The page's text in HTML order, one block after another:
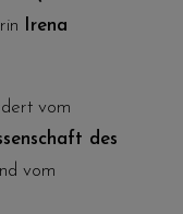
Irena
vom
des
vom